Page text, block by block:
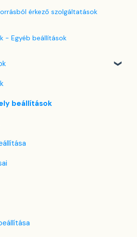
érkező szolgáltatások
- Egyéb beállítások
beállítások